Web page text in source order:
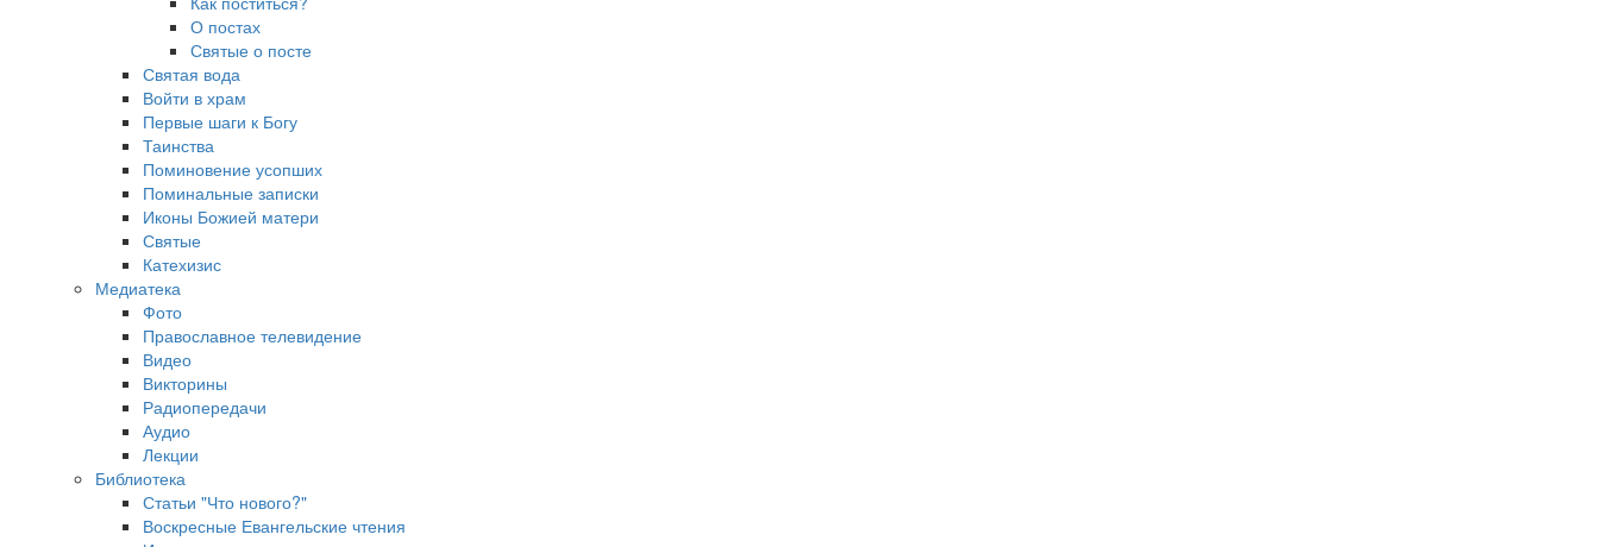
О постах
Святые о посте
Святая вода
Войти в храм
Первые шаги к Богу
Таинства
Поминовение усопших
Поминальные записки
Иконы Божией матери
Святые
Катехизис
Медиатека
Фото
Православное телевидение
Видео
Викторины
Радиопередачи
Аудио
Лекции
Библиотека
Статьи "Что нового?"
Воскресные Евангельские чтения